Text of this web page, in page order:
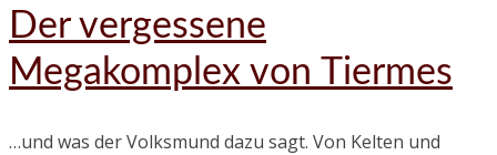
Der vergessene
Megakomplex von Tiermes
…und was der Volksmund dazu sagt. Von Kelten und